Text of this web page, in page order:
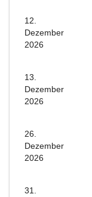
12.
Dezember
2026
13.
Dezember
2026
26.
Dezember
2026
31.